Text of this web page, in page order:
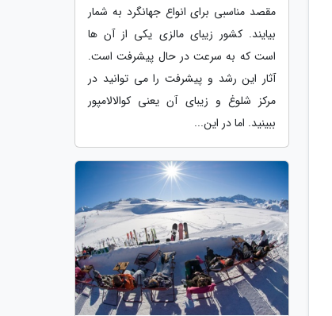
مقصد مناسبی برای انواع جهانگرد به شمار
بیایند. کشور زیبای مالزی یکی از آن ها
است که به سرعت در حال پیشرفت است.
آثار این رشد و پیشرفت را می توانید در
مرکز شلوغ و زیبای آن یعنی کوالالامپور
ببینید. اما در این...